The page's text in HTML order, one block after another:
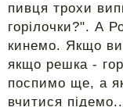
пивця трохи
горілочки?". А
кинемо. Якщо
якщо решка -
поспимо ще, а
вчитися